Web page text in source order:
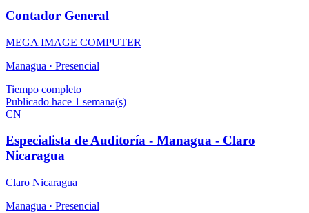
Contador General
MEGA IMAGE COMPUTER
Managua · Presencial
Tiempo completo
Publicado hace 1 semana(s)
CN
Especialista de Auditoría - Managua - Claro
Nicaragua
Claro Nicaragua
Managua · Presencial